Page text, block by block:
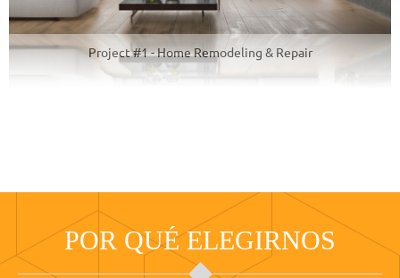
Project #1 - Home Remodeling & Repair
POR QUÉ ELEGIRNOS